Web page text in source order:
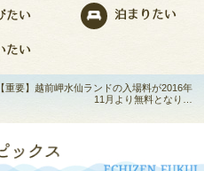
【重要】越前岬水仙ランドの入場料が2016年
11月より無料となり…